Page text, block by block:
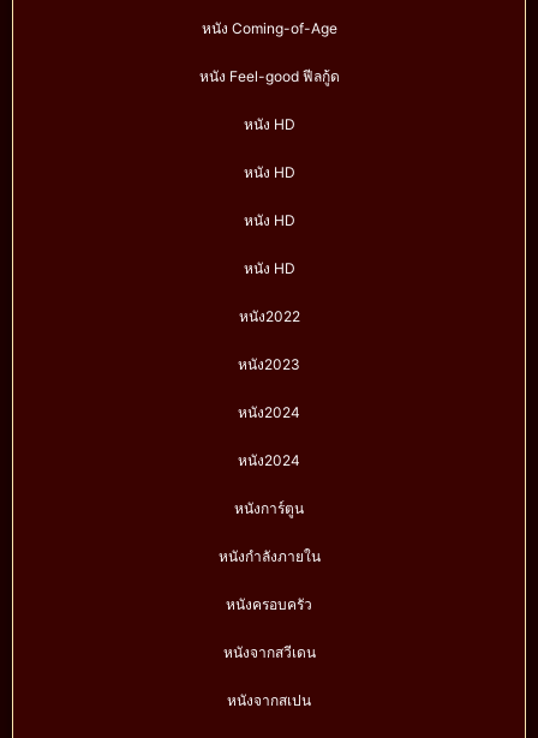
หนัง Coming-of-Age
หนัง Feel-good ฟีลกู้ด
หนัง HD
หนัง HD
หนัง HD
หนัง HD
หนัง2022
หนัง2023
หนัง2024
หนัง2024
หนังการ์ตูน
หนังกำลังภายใน
หนังครอบครัว
หนังจากสวีเดน
หนังจากสเปน